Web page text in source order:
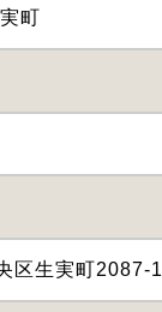
町
区生実町2087-1